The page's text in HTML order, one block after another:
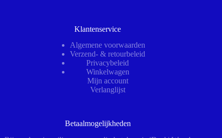
Klantenservice
Algemene voorwaarden
Verzend- & retourbeleid
Privacybeleid
Winkelwagen
Mijn account
Verlanglijst
Betaalmogelijkheden